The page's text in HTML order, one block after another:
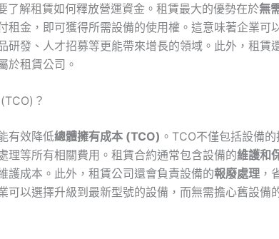
了解租賃如何釋放營運資金。租賃最大的優勢在於無
租金，即可獲得所需設備的使用權。這意味著企業可
研發、人才招募等更能帶來增長的領域。此外，租賃
於租賃公司。
？
有效降低總體擁有成本 (TCO) 。TCO不僅包括設備
理等所有相關費用。租賃合約通常包含設備的維護和
護成本。此外，租賃公司還會負責設備的報廢處理 ，
可以選擇升級到最新型號的設備，而無需擔心舊設備